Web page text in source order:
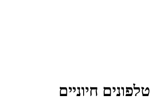
טלפונים חיוניים